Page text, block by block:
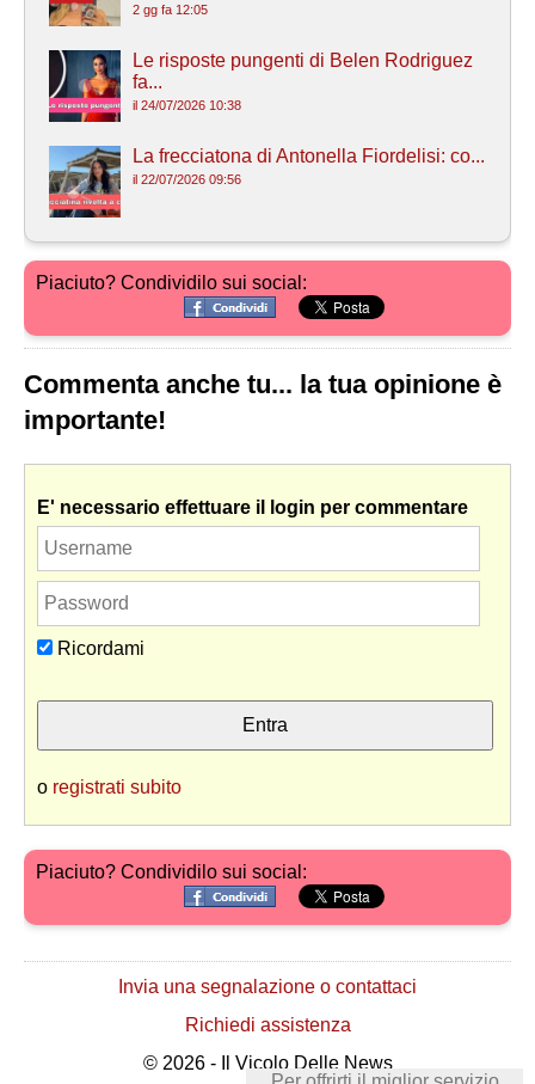
2 gg fa 12:05
Le risposte pungenti di Belen Rodriguez
fa...
il 24/07/2026 10:38
La frecciatona di Antonella Fiordelisi: co...
il 22/07/2026 09:56
Piaciuto? Condividilo sui social:
Commenta anche tu... la tua opinione è
importante!
E' necessario effettuare il login per commentare
Ricordami
o registrati subito
Piaciuto? Condividilo sui social:
Invia una segnalazione o contattaci
Richiedi assistenza
© 2026 - Il Vicolo Delle News